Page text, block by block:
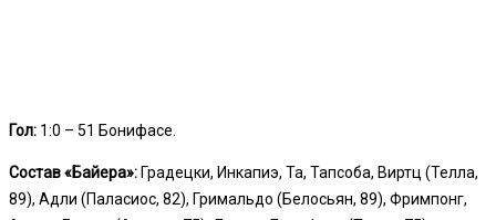
Гол: 1:0 – 51 Бонифасе.
Состав «Байера»: Градецки, Инкапиэ, Та, Тапсоба, Виртц (Телла,
89), Адли (Паласиос, 82), Гримальдо (Белосьян, 89), Фримпонг,